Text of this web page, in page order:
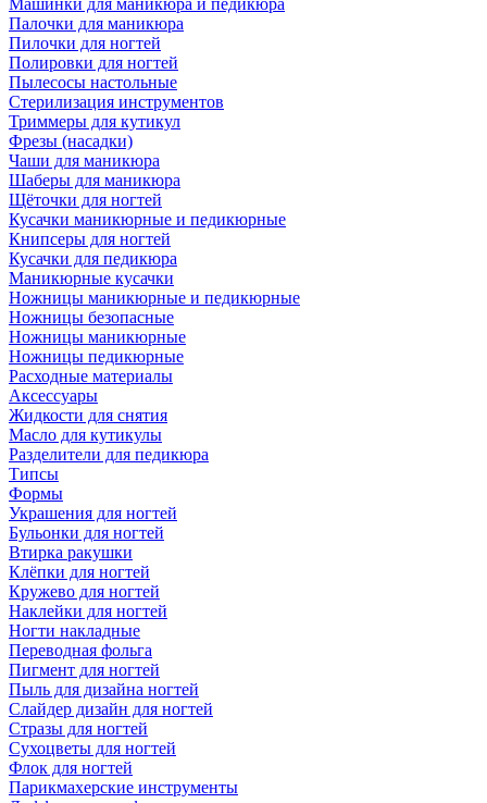
Машинки для маникюра и педикюра
Палочки для маникюра
Пилочки для ногтей
Полировки для ногтей
Пылесосы настольные
Стерилизация инструментов
Триммеры для кутикул
Фрезы (насадки)
Чаши для маникюра
Шаберы для маникюра
Щёточки для ногтей
Кусачки маникюрные и педикюрные
Книпсеры для ногтей
Кусачки для педикюра
Маникюрные кусачки
Ножницы маникюрные и педикюрные
Ножницы безопасные
Ножницы маникюрные
Ножницы педикюрные
Расходные материалы
Аксессуары
Жидкости для снятия
Масло для кутикулы
Разделители для педикюра
Типсы
Формы
Украшения для ногтей
Бульонки для ногтей
Втирка ракушки
Клёпки для ногтей
Кружево для ногтей
Наклейки для ногтей
Ногти накладные
Переводная фольга
Пигмент для ногтей
Пыль для дизайна ногтей
Слайдер дизайн для ногтей
Стразы для ногтей
Сухоцветы для ногтей
Флок для ногтей
Парикмахерские инструменты